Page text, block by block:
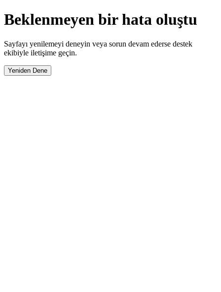
Beklenmeyen bir hata oluştu
Sayfayı yenilemeyi deneyin veya sorun devam ederse destek
ekibiyle iletişime geçin.
Yeniden Dene